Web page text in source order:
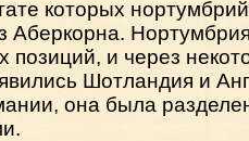
которых
Аберкорна. Нортумбрия
позиций, и через
Шотландия и
она была